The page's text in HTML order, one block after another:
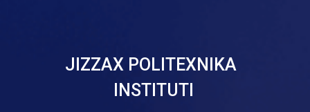
JIZZAX POLITEXNIKA
INSTITUTI